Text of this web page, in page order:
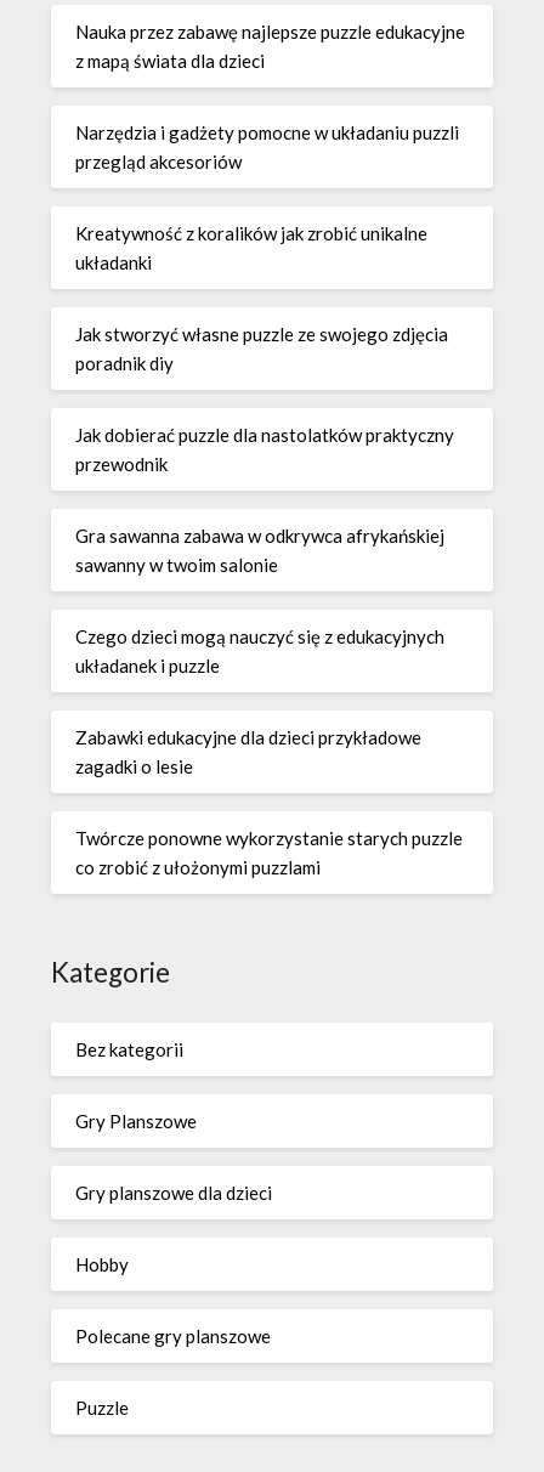
Nauka przez zabawę najlepsze puzzle edukacyjne
z mapą świata dla dzieci
Narzędzia i gadżety pomocne w układaniu puzzli
przegląd akcesoriów
Kreatywność z koralików jak zrobić unikalne
układanki
Jak stworzyć własne puzzle ze swojego zdjęcia
poradnik diy
Jak dobierać puzzle dla nastolatków praktyczny
przewodnik
Gra sawanna zabawa w odkrywca afrykańskiej
sawanny w twoim salonie
Czego dzieci mogą nauczyć się z edukacyjnych
układanek i puzzle
Zabawki edukacyjne dla dzieci przykładowe
zagadki o lesie
Twórcze ponowne wykorzystanie starych puzzle
co zrobić z ułożonymi puzzlami
Kategorie
Bez kategorii
Gry Planszowe
Gry planszowe dla dzieci
Hobby
Polecane gry planszowe
Puzzle